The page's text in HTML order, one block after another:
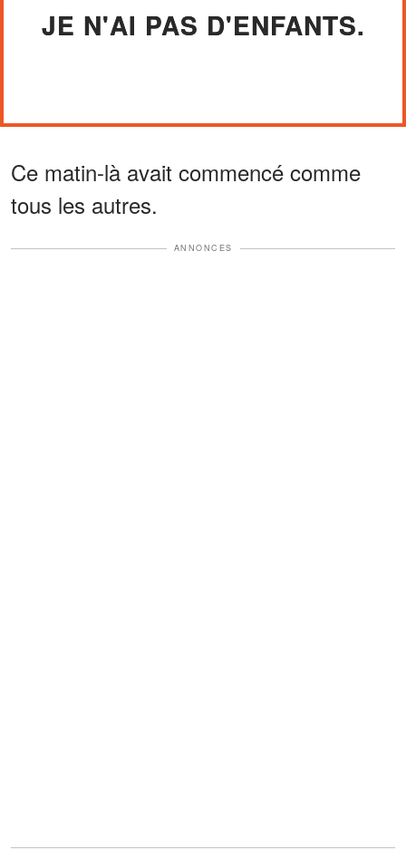
JE N'AI PAS D'ENFANTS.
Ce matin-là avait commencé comme
tous les autres.
ANNONCES